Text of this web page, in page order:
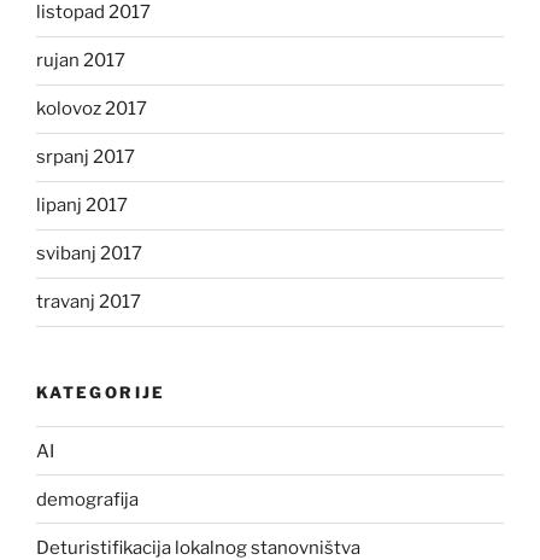
listopad 2017
rujan 2017
kolovoz 2017
srpanj 2017
lipanj 2017
svibanj 2017
travanj 2017
KATEGORIJE
AI
demografija
Deturistifikacija lokalnog stanovništva